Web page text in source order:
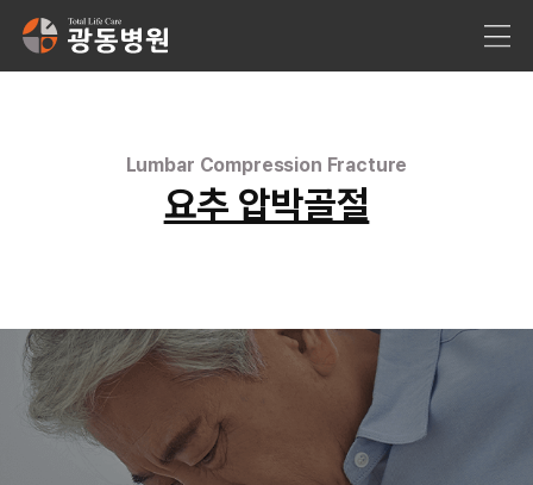
Lumbar Compression Fracture
요추 압박골절